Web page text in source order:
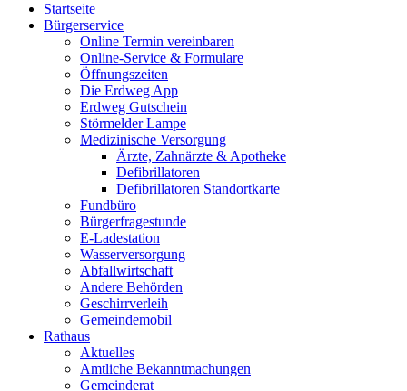
Startseite
Bürgerservice
Online Termin vereinbaren
Online-Service & Formulare
Öffnungszeiten
Die Erdweg App
Erdweg Gutschein
Störmelder Lampe
Medizinische Versorgung
Ärzte, Zahnärzte & Apotheke
Defibrillatoren
Defibrillatoren Standortkarte
Fundbüro
Bürgerfragestunde
E-Ladestation
Wasserversorgung
Abfallwirtschaft
Andere Behörden
Geschirrverleih
Gemeindemobil
Rathaus
Aktuelles
Amtliche Bekanntmachungen
Gemeinderat